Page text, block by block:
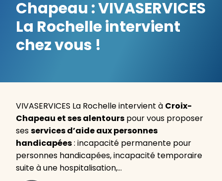
Chapeau :VIVASERVICES
La Rochelle intervient
chez vous !
VIVASERVICES La Rochelle intervient à Croix-
Chapeau et ses alentours pour vous proposer
sesservices d’aide aux personnes
handicapées: incapacité permanente pour
personnes handicapées, incapacité temporaire
suite à une hospitalisation,…